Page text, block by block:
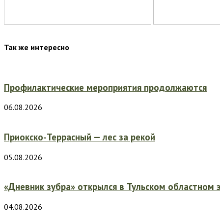
Так же интересно
Профилактические мероприятия продолжаются
06.08.2026
Приокско-Террасный — лес за рекой
05.08.2026
«Дневник зубра» открылся в Тульском областном
04.08.2026